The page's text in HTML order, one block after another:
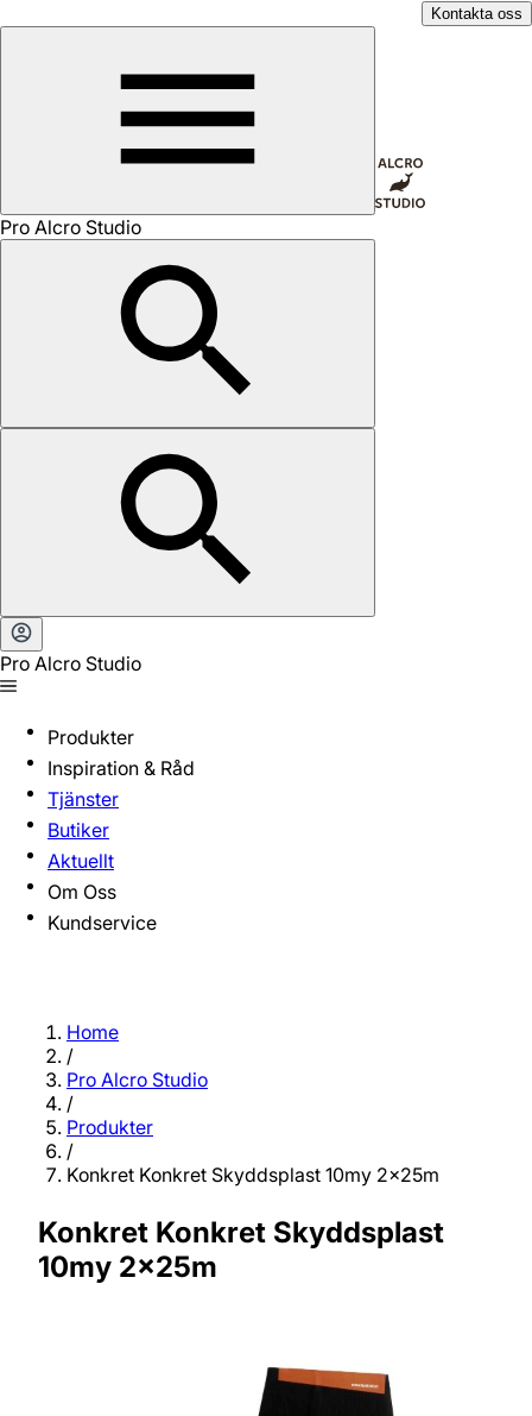
Kontakta oss
Pro Alcro Studio
Pro Alcro Studio
Produkter
Inspiration & Råd
Tjänster
Butiker
Aktuellt
Om Oss
Kundservice
Home
/
Pro Alcro Studio
/
Produkter
/
Konkret Konkret Skyddsplast 10my 2x25m
Konkret Konkret Skyddsplast
10my 2x25m